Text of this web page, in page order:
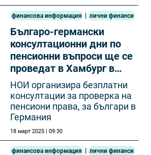
финансова информация | лични финанси
Българо-германски
консултационни дни по
пенсионни въпроси ще се
проведат в Хамбург в
началото на април
НОИ организира безплатни
консултации за проверка на
пенсиони права, за българи в
Германия
18 март 2025 | 09:30
финансова информация | лични финанси